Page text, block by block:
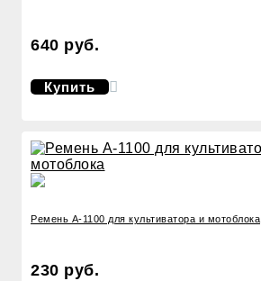
640 руб.
Купить
Ремень А-1100 для культиватора и мотоблока
230 руб.